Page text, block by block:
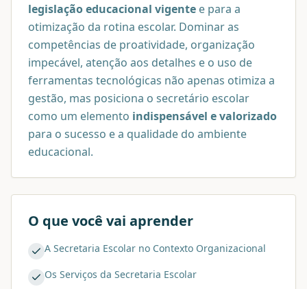
legislação educacional vigente e para a
otimização da rotina escolar. Dominar as
competências de proatividade, organização
impecável, atenção aos detalhes e o uso de
ferramentas tecnológicas não apenas otimiza a
gestão, mas posiciona o secretário escolar
como um elemento indispensável e valorizado
para o sucesso e a qualidade do ambiente
educacional.
O que você vai aprender
A Secretaria Escolar no Contexto Organizacional
Os Serviços da Secretaria Escolar